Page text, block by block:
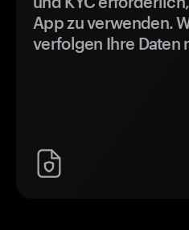
App zu verwenden.
verfolgen Ihre Daten